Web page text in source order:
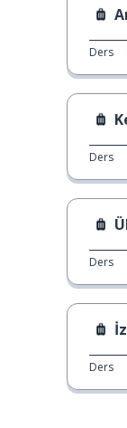
Ders
Ders
Ders
Ders